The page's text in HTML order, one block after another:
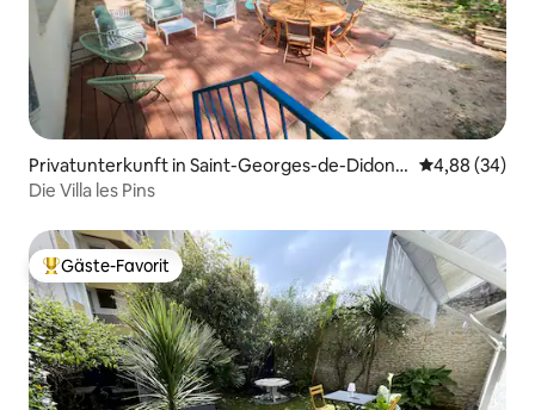
Privatunterkunft in Saint-Georges-de-Didonn
e
4,88 (34)
Die Villa les Pins
Beliebter Gäste-Favorit.
Gäste-Favorit